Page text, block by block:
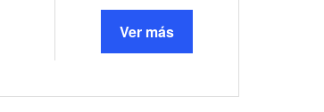
Ver más